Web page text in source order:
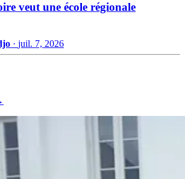
veut une école régionale
· juil. 7, 2026